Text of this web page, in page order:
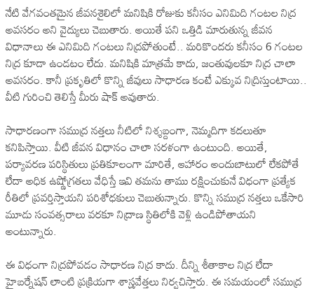
నేటి వేగవంతమైన జీవనశైలిలో మనిషికి రోజుకు కనీసం ఎనిమిది గంటల నిద్ర
అవసరం అని వైద్యులు చెబుతారు. అయితే పని ఒత్తిడి మారుతున్న జీవన
విధానాలు ఈ ఎనిమిది గంటలు నిద్రపోతుంటే.. మరికొందరు కనీసం 6 గంటల
నిద్ర కూడా ఉండటం లేదు. మనిషికి మాత్రమే కాదు, జంతువులకూ నిద్ర చాలా
అవసరం. కానీ ప్రకృతిలో కొన్ని జీవులు సాధారణ కంటే ఎక్కువ నిద్రిస్తుంటాయి..
వీటి గురించి తెలిస్తే మీరు షాక్ అవుతారు.
సాధారణంగా సముద్ర నత్తలు నీటిలో నిశ్శబ్దంగా, నెమ్మదిగా కదలుతూ
కనిపిస్తాయి. వీటి జీవన విధానం చాలా సరళంగా ఉంటుంది. అయితే,
పర్యావరణ పరిస్థితులు ప్రతికూలంగా మారితే, ఆహారం అందుబాటులో లేకపోతే
లేదా అధిక ఉష్ణోగ్రతలు వేధిస్తే ఇవి తమను తాము రక్షించుకునే విధంగా ప్రత్యేక
రీతిలో ప్రవర్తిస్తాయని పరిశోధకులు చెబుతున్నారు. కొన్ని సముద్ర నత్తలు ఒకేసారి
మూడు సంవత్సరాలు వరకూ నిద్రాణ స్థితిలోకి వెళ్లి ఉండిపోతాయని
అంటున్నారు.
ఈ విధంగా నిద్రపోవడం సాధారణ నిద్ర కాదు. దీన్ని శీతాకాల నిద్ర లేదా
హైబర్నేషన్ లాంటి ప్రక్రియగా శాస్త్రవేత్తలు నిర్వచిస్తారు. ఈ సమయంలో సముద్ర